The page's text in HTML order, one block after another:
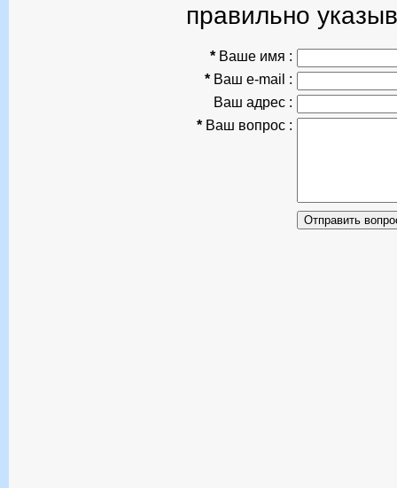
правильно
* Ваше имя :
* Ваш e-mail :
Ваш адрес :
* Ваш вопрос :